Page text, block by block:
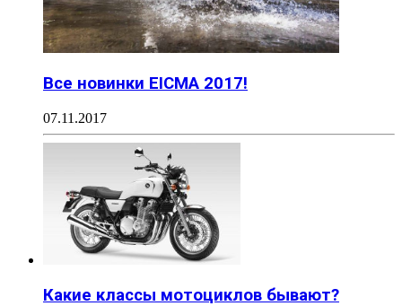
Все новинки EICMA 2017!
07.11.2017
Какие классы мотоциклов бывают?